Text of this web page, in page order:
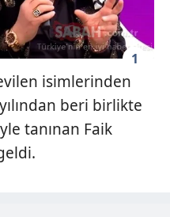
1
isimlerinden
beri birlikte
tanınan Faik